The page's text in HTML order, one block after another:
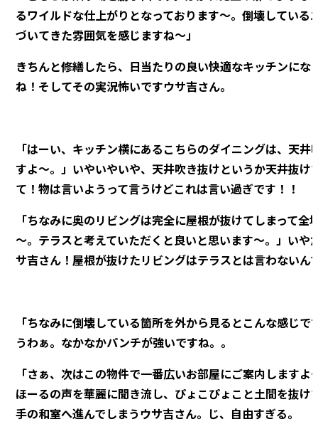
るワイルドな仕上がりとなっております～。倒壊している
づいてきた雰囲気を感じますね～」
きちんと修繕したら、日当たりの良い快適なキッチンにな
ね！そしてその実況怖いですウサ吉さん。
「はーい、キッチン横にあるこちらのダイニングは、天井
すよ～。」いやいやいや、天井吹き抜けというか天井抜け
て！物は言いようって言うけどこれは言い過ぎです！！
「ちなみに奥のリビングは完全に屋根が抜けてしまって全
～。テラスと考えていただくと良いと思います～。」いや
サ吉さん！屋根が抜けたリビングはテラスとは言わないん
「ちなみに倒壊している箇所を外から見るとこんな感じで
うわぁ。なかなかパンチが強いですね。。
「さぁ、次はこの物件で一番広いお部屋にご案内しますよ
ほーるの声を華麗に聞き流し、ぴょこぴょこと土間を抜け
手の和室へ進んでしまうウサ吉さん。じ、自由すぎる。